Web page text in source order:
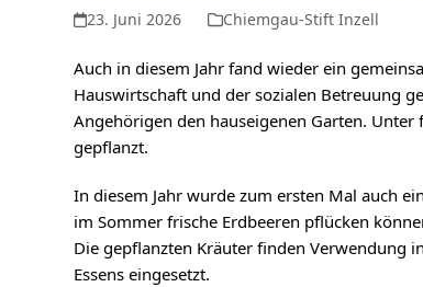
23. Juni 2026 Chiemgau-Stift Inzell
Auch in diesem Jahr fand wieder ein
Hauswirtschaft und der sozialen Betreuung
Angehörigen den hauseigenen Garten.
gepflanzt.
In diesem Jahr wurde zum ersten Mal auch
im Sommer frische Erdbeeren pflücken
Die gepflanzten Kräuter finden Verwendung
Essens eingesetzt.